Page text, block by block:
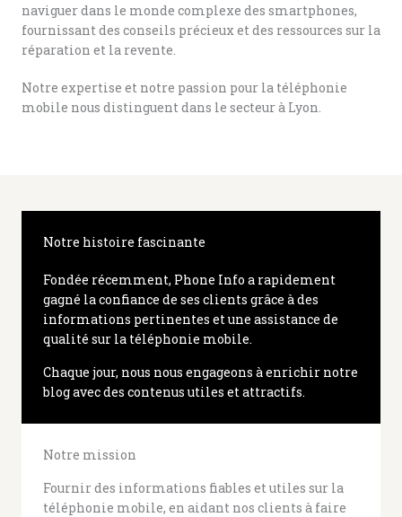
naviguer dans le monde complexe des smartphones,
fournissant des conseils précieux et des ressources sur la
réparation et la revente.
Notre expertise et notre passion pour la téléphonie
mobile nous distinguent dans le secteur à Lyon.
Notre histoire fascinante
Fondée récemment, Phone Info a rapidement
gagné la confiance de ses clients grâce à des
informations pertinentes et une assistance de
qualité sur la téléphonie mobile.
Chaque jour, nous nous engageons à enrichir notre
blog avec des contenus utiles et attractifs.
Notre mission
Fournir des informations fiables et utiles sur la
téléphonie mobile, en aidant nos clients à faire